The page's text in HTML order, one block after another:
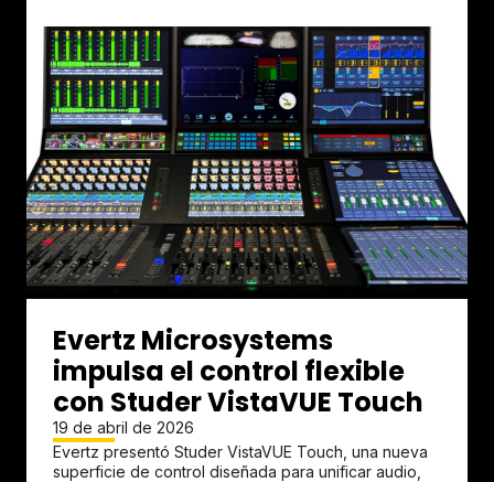
Evertz Microsystems
impulsa el control flexible
con Studer VistaVUE Touch
19 de abril de 2026
Evertz presentó Studer VistaVUE Touch, una nueva
superficie de control diseñada para unificar audio,